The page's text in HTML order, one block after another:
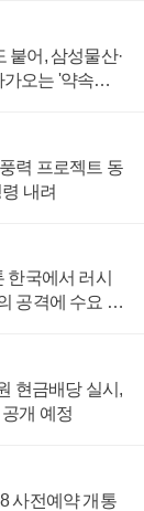
붙어, 삼성물산·
오는 '약속의
력 프로젝트 동
내려
한국에서 러시
공격에 수요 늘
현금배당 실시,
개 예정
사전예약 개통